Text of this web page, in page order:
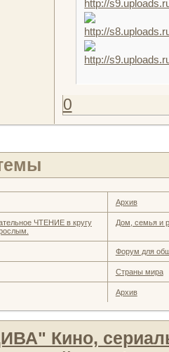
0
Архив
ЧТЕНИЕ в кругу
Дом, семья и
Форум для
Страны мира
Архив
Кино,